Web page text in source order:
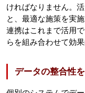
ければなりません。
と、最適な施策を実
連携はこれまで活用
らを組み合わせて効
データの整合性